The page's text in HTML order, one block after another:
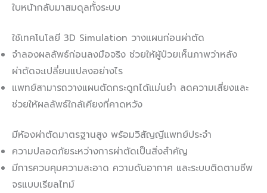
ใบหน้ากลับมาสมดุลทั้งระบบ
ใช้เทคโนโลยี 3D Simulation วางแผนก่อนผ่าตัด
จำลองผลลัพธ์ก่อนลงมือจริง ช่วยให้ผู้ป่วยเห็นภาพว่าหลัง
ผ่าตัดจะเปลี่ยนแปลงอย่างไร
แพทย์สามารถวางแผนตัดกระดูกได้แม่นยำ ลดความเสี่ยงและ
ช่วยให้ผลลัพธ์ใกล้เคียงที่คาดหวัง
มีห้องผ่าตัดมาตรฐานสูง พร้อมวิสัญญีแพทย์ประจำ
ความปลอดภัยระหว่างการผ่าตัดเป็นสิ่งสำคัญ
มีการควบคุมความสะอาด ความดันอากาศ และระบบติดตามชีพ
จรแบบเรียลไทม์